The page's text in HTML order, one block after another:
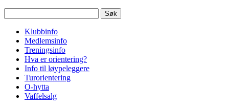
etter:
Klubbinfo
Medlemsinfo
Treningsinfo
Hva er orientering?
Info til løypeleggere
Turorientering
O-hytta
Vaffelsalg